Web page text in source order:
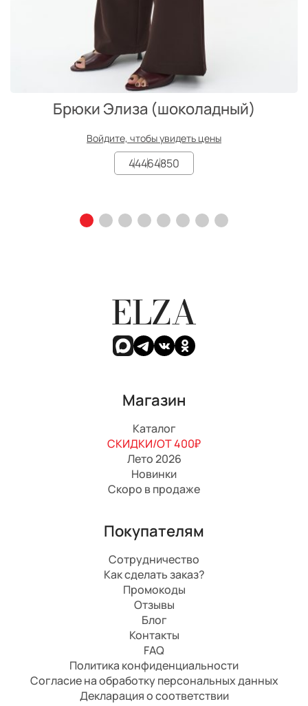
Брюки Элиза (шоколадный)
Войдите, чтобы увидеть цены
44464850
ELZA
Магазин
Каталог
СКИДКИ/ОТ 400₽
Лето 2026
Новинки
Скоро в продаже
Покупателям
Сотрудничество
Как сделать заказ?
Промокоды
Отзывы
Блог
Контакты
FAQ
Политика конфиденциальности
Согласие на обработку персональных данных
Декларация о соответствии